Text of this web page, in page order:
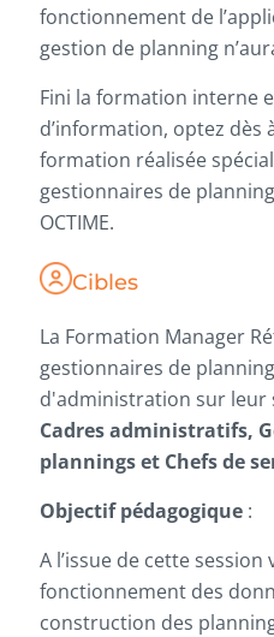
fonctionnement de
gestion de planning
Fini la formation interne
d’information, optez dès
formation réalisée
gestionnaires de
OCTIME.
Cibles
La Formation Manager
gestionnaires de
d'administration sur leur
Cadres administratifs,
plannings et Chefs de
Objectif pédagogique :
A l’issue de cette
fonctionnement des
construction des